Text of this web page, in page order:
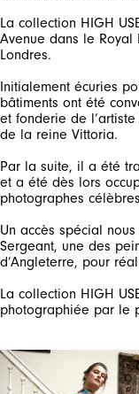
La collection HIGH
Avenue dans le Royal
Londres.
Initialement écuries
bâtiments ont été
et fonderie de
de la reine Vittoria.
Par la suite, il a été
et a été dès lors
photographes
Un accès spécial
Sergeant, une des
d’Angleterre, pour
La collection HIGH
photographiée par le